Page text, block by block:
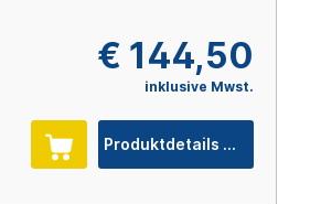
€ 144,50
inklusive Mwst.
Produktdetails